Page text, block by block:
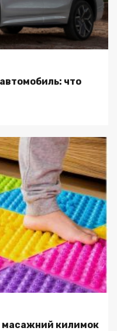
что
масажний килимок